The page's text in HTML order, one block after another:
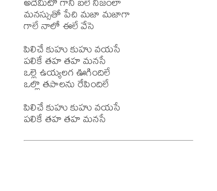
మనస్సుతో పేచి మజా మజాగా
గాలే నాలో ఈలే వేసె
పిలిచే కుహు కుహు వయసే
పలికే తహ తహ మనసే
ఒల్లె ఉయ్యలగ ఊగిందిలే
ఒల్లొ తపాలను రేపిందిలే
పిలిచే కుహు కుహు వయసే